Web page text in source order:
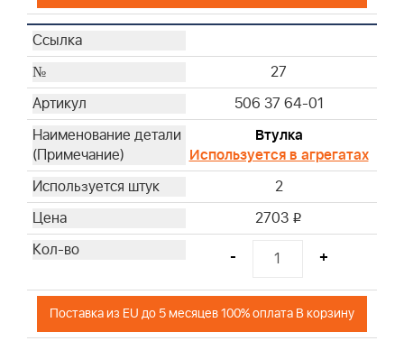
27
506 37 64-01
Втулка
Используется в агрегатах
2
2703 i
- +
Поставка из EU до 5 месяцев 100% оплата В корзину